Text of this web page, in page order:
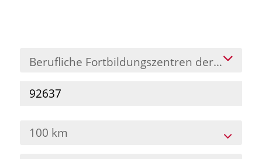
Karriere
Presse
News Archiv
Berufliche Fortbildungszentren der
100 km